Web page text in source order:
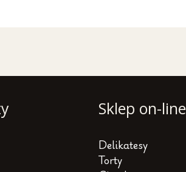
Sklep on-line
Delikatesy
Torty